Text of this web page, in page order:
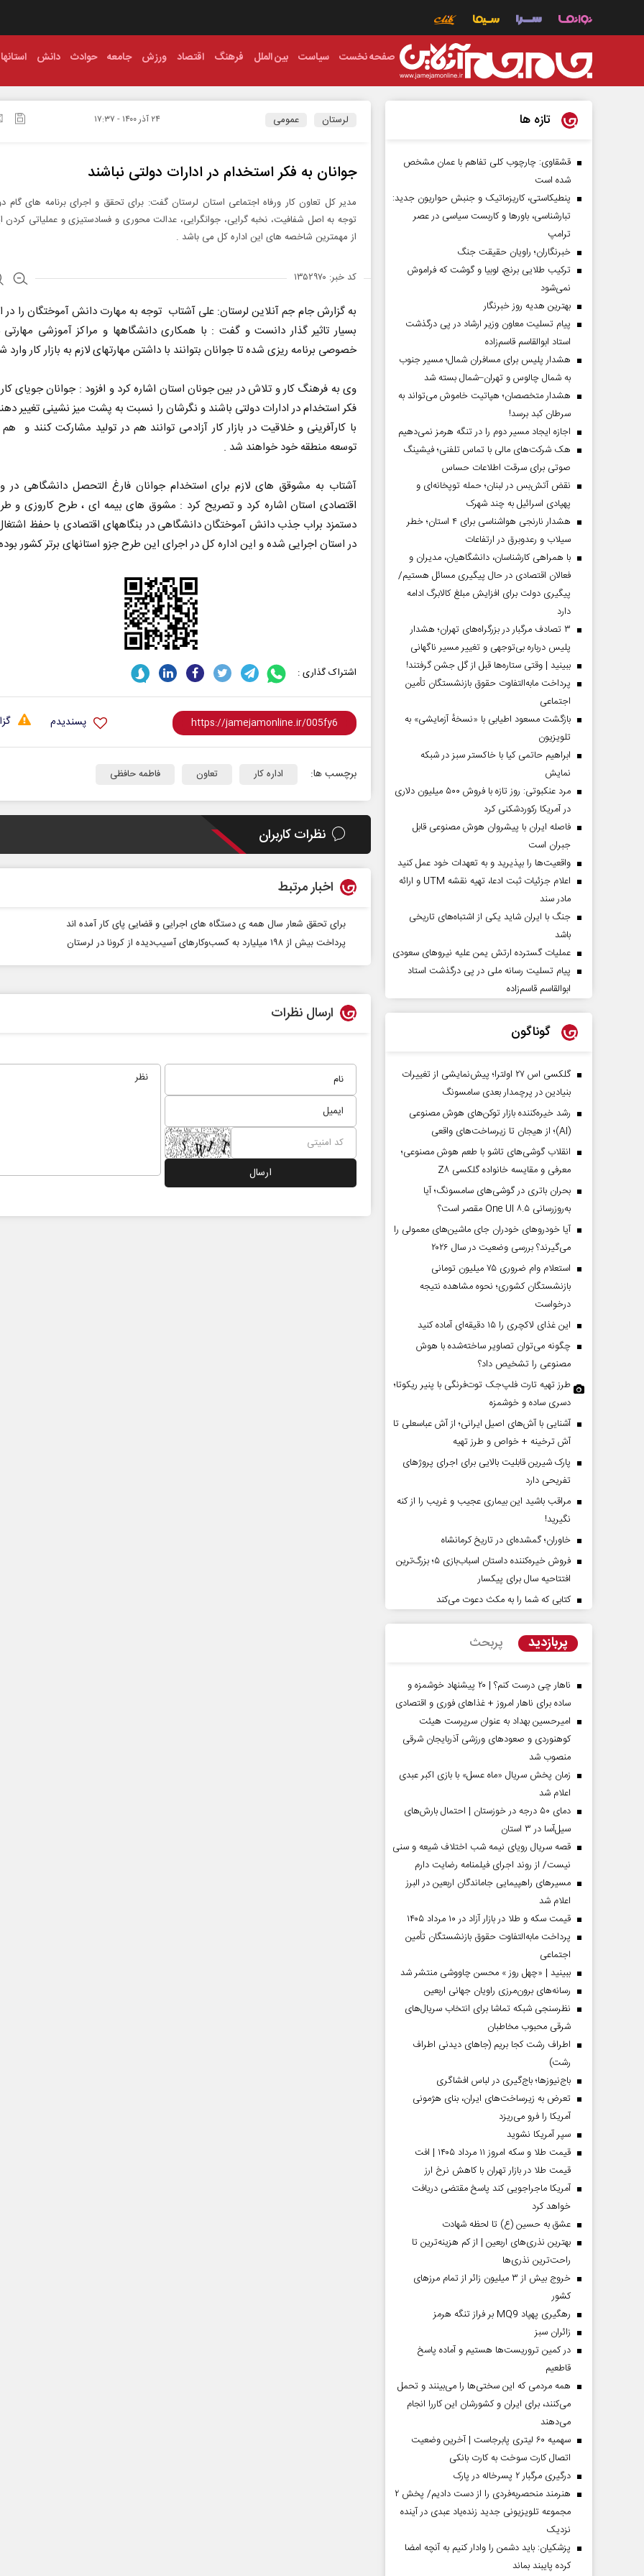
صفحه نخست سیاست بین الملل فرهنگ اقتصاد ورزش جامعه حوادث دانش استانها
لرستان عمومی ۲۴ آذر ۱۴۰۰ - ۱۷:۳۷
جوانان به فکر استخدام در ادارات دولتی نباشند
مدیر کل تعاون کار ورفاه اجتماعی استان لرستان گفت: برای تحقق و اجرای برنامه های گام
توجه به اصل شفافیت، نخبه گرایی، جوانگرایی، عدالت محوری و فسادستیزی و عملیاتی کردن
از مهمترین شاخصه های این اداره کل می باشد .
کد خبر: ۱۳۵۲۹۷۰
به گزارش جام جم آنلاین لرستان: علی آشتاب توجه به مهارت دانش آموختگان را در
بسیار تاثیر گذار دانست و گفت : با همکاری دانشگاهها و مراکز آموزشی
خصوصی برنامه ریزی شده تا جوانان بتوانند با داشتن مهارتهای لازم به بازار کار وارد
وی به فرهنگ کار و تلاش در بین جونان استان اشاره کرد و افزود : جوانان جویای کار
فکر استخدام در ادارات دولتی باشند و نگرشان را نسبت به پشت میز نشینی تغییر
با کارآفرینی و خلاقیت در بازار کار آزادمی توانند هم در تولید مشارکت کنند و
توسعه منطقه خود خواهند شد .
آشتاب به مشوقق های لازم برای استخدام جوانان فارغ التحصل دانشگاهی در
اقتصادی استان اشاره کرد و تصریح کرد : مشوق های بیمه ای ، طرح کاروزی و
دستمزد براب جذب دانش آموختگان دانشگاهی در بنگاههای اقتصادی با حفظ
در استان اجرایی شده و این اداره کل در اجرای این طرح جزو استانهای برتر کشور
اشتراک گذاری :
پسندیدم
برچسب ها: اداره کار تعاون فاطمه حافظی
نظرات کاربران
اخبار مرتبط
برای تحقق شعار سال همه ی دستگاه های اجرایی و قضایی پای کار آمده اند
پرداخت بیش از ۱۹۸ میلیارد به کسب‌وکارهای آسیب‌دیده از کرونا در لرستان
ارسال نظرات
تازه ها
قشقاوی: چارچوب کلی تفاهم با عمان مشخص
شده است
پنطیکاستی، کاریزماتیک و جنبش حواریون جدید:
تبارشناسی، باور‌ها و کاربست سیاسی در عصر
ترامپ
خبرنگاران؛ راویان حقیقت جنگ
ترکیب طلایی برنج، لوبیا و گوشت که فراموش
نمی‌شود
بهترین هدیه روز خبرنگار
پیام تسلیت معاون وزیر ارشاد در پی درگذشت
استاد ابوالقاسم قاسم‌زاده
هشدار پلیس برای مسافران شمال؛ مسیر جنوب
به شمال چالوس و تهران–شمال بسته شد
هشدار متخصصان؛ هپاتیت خاموش می‌تواند به
سرطان کبد برسد!
اجازه ایجاد مسیر دوم را در تنگه هرمز نمی‌دهیم
هک شرکت‌های مالی با تماس تلفنی؛ فیشینگ
صوتی برای سرقت اطلاعات حساس
نقض آتش‌بس در لبنان؛ حمله توپخانه‌ای و
پهپادی اسرائیل به چند شهرک
هشدار نارنجی هواشناسی برای ۴ استان؛ خطر
سیلاب و رعدوبرق در ارتفاعات
با همراهی کارشناسان، دانشگاهیان، مدیران و
فعالان اقتصادی در حال پیگیری مسائل هستیم/
پیگیری دولت برای افزایش مبلغ کالابرگ ادامه
دارد
۳ تصادف مرگبار در بزرگراه‌های تهران؛ هشدار
پلیس درباره بی‌توجهی و تغییر مسیر ناگهانی
ببینید | وقتی ستاره‌ها قبل از گل جشن گرفتند!
پرداخت مابه‌التفاوت حقوق بازنشستگان تأمین
اجتماعی
بازگشت مسعود اطیابی با «نسخهٔ آزمایشی» به
تلویزیون
ابراهیم حاتمی کیا با خاکستر سبز در شبکه
نمایش
مرد عنکبوتی: روز تازه با فروش ۵۰۰ میلیون دلاری
در آمریکا رکوردشکنی کرد
فاصله ایران با پیشرو‌ان هوش مصنوعی قابل
جبران است
واقعیت‌ها را بپذیرید و به تعهدات خود عمل کنید
اعلام جزئیات ثبت ادعا، تهیه نقشه UTM و ارائه
مادر سند
جنگ با ایران شاید یکی از اشتباه‌های تاریخی
باشد
عملیات گسترده ارتش یمن علیه نیروهای سعودی
پیام تسلیت رسانه ملی در پی درگذشت استاد
ابوالقاسم قاسم‌زاده
گوناگون
گلکسی اس ۲۷ اولترا؛ پیش‌نمایشی از تغییرات
بنیادین در پرچمدار بعدی سامسونگ
رشد خیره‌کننده بازار توکن‌های هوش مصنوعی
(AI)؛ از هیجان تا زیرساخت‌های واقعی
انقلاب گوشی‌های تاشو‌ با طعم هوش مصنوعی؛
معرفی و مقایسه خانواده گلکسی Z۸
بحران باتری در گوشی‌های سامسونگ؛ آیا
به‌روزرسانی One UI ۸.۵ مقصر است؟
آیا خودروهای خودران جای ماشین‌های معمولی را
می‌گیرند؟ بررسی وضعیت در سال ۲۰۲۶
استعلام وام ضروری ۷۵ میلیون تومانی
بازنشستگان کشوری؛ نحوه مشاهده نتیجه
درخواست
این غذای لاکچری را ۱۵ دقیقه‌ای آماده کنید
چگونه می‌توان تصاویر ساخته‌شده با هوش
مصنوعی را تشخیص داد؟
طرز تهیه تارت فلپ‌جک توت‌فرنگی با پنیر ریکوتا؛
دسری ساده و خوشمزه
آشنایی با آش‌های اصیل ایرانی؛ از آش عباسعلی تا
آش ترخینه + خواص و طرز تهیه
پارک شیرین قابلیت‌ بالایی برای اجرای پروژهای
تفریحی دارد
مراقب باشید این بیماری عجیب و غریب را از کنه
نگیرید!
خاوران؛ گمشده‌ای در تاریخ کرمانشاه
فروش خیره‌کننده داستان اسباب‌بازی ۵؛ بزرگ‌ترین
افتتاحیه سال برای پیکسار
کتابی که شما را به مکث دعوت می‌کند
پربازدید پربحث
ناهار چی درست کنم؟ | ۲۰ پیشنهاد خوشمزه و
ساده برای ناهار امروز + غذاهای فوری و اقتصادی
امیرحسین بهداد به عنوان سرپرست هیئت
کوهنوردی و صعودهای ورزشی آذربایجان شرقی
منصوب شد
زمان پخش سریال «ماه عسل» با بازی اکبر عبدی
اعلام شد
دمای ۵۰ درجه در خوزستان | احتمال بارش‌های
سیل‌آسا در ۳ استان
قصه سریال رویای نیمه شب اختلاف شیعه و سنی
نیست/ از روند اجرای فیلمنامه رضایت دارم
مسیر‌های راهپیمایی جاماندگان اربعین در البرز
اعلام شد
قیمت سکه و طلا در بازار آزاد در ۱۰ مرداد ۱۴۰۵
پرداخت مابه‌التفاوت حقوق بازنشستگان تأمین
اجتماعی
ببینید | «چهل روز » محسن چاووشی منتشر شد
رسانه‌های برون‌مرزی راویان جهانی اربعین
نظرسنجی شبکه تماشا برای انتخاب سریال‌های
شرقی محبوب مخاطبان
اطراف رشت کجا بریم (جاهای دیدنی اطراف
رشت)
باج‌نیوزها؛ باج‌گیری در لباس افشاگری
تعرض به زیرساخت‌های ایران، بنای هژمونی
آمریکا را فرو می‌ریزد
سپر آمریکا نشوید
قیمت طلا و سکه امروز ۱۱ مرداد ۱۴۰۵ | افت
قیمت طلا در بازار تهران با کاهش نرخ ارز
آمریکا ماجراجویی کند پاسخ مقتضی دریافت
خواهد کرد
عشق به حسین (ع) تا لحظه شهادت
بهترین نذری‌های اربعین | از کم هزینه‌ترین تا
راحت‌ترین نذری‌ها
خروج بیش از ۳ میلیون زائر از تمام مرز‌های
کشور
رهگیری پهپاد MQ9 بر فراز تنگه هرمز
‌زائران سبز
در کمین تروریست‌ها هستیم و آماده پاسخ
قاطعیم
همه مردمی که این سختی‌ها را می‌بینند و تحمل
می‌کنند، برای ایران و کشورشان این کاررا انجام
می‌دهند
سهمیه ۶۰ لیتری پابرجاست | آخرین وضعیت
اتصال کارت سوخت به کارت بانکی
درگیری مرگبار ۲ پسرخاله در پارک
هنرمند منحصر‌به‌فردی را از دست دادیم/ پخش ۲
مجموعه تلویزیونی جدید زنده‌یاد عبدی در آینده
نزدیک
پزشکیان: باید دشمن را وادار کنیم به آنچه امضا
کرده پایبند بماند
پشت‌پرده تهدیدات کوتاه‏‌مدت و
- تحلیلگر مسائل سیاسی
مجلس
صفحات نخست روزنامه ها‌ی‌سه‌شنبه ۶ مردادماه